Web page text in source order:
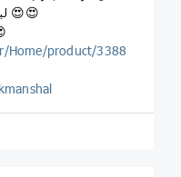
لیز نیست- چروک نمیشه- پرز نمیده 😍😍
🚚ارسال
Home/product/3388